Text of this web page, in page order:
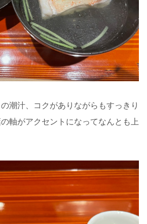
潮汁、コクがありながらもすっきり
軸がアクセントになってなんとも上